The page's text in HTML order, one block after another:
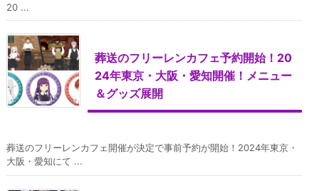
20 ...
葬送のフリーレンカフェ予約開始！20
24年東京・大阪・愛知開催！メニュー
＆グッズ展開
葬送のフリーレンカフェ開催が決定で事前予約が開始！2024年東京・
大阪・愛知にて ...